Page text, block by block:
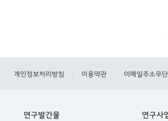
개인정보처리방침 이용약관 이메일주소무
연구발간물 연구사